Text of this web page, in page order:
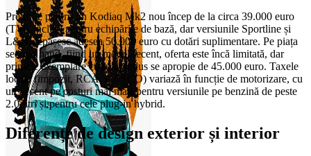
Prețurile pentru un Kodiaq Mk2 nou încep de la circa 39.000 euro
(TVA inclus) pentru echipările de bază, dar versiunile Sportline și
L&K depășesc adesea 50.000 euro cu dotări suplimentare. Pe piața
second hand, fiind un model recent, oferta este încă limitată, dar
primele exemplare cu rulaj redus se apropie de 45.000 euro. Taxele
locale (impozit, RCA, CASCO) variază în funcție de motorizare, cu
un accent pe costuri mai mari pentru versiunile pe benzină de peste
2.0 litri și pentru cele plug-in hybrid.
Diferențe de design exterior și interior